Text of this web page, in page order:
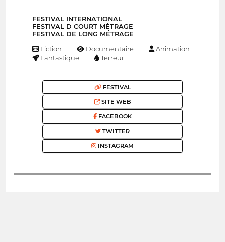
FESTIVAL INTERNATIONAL
FESTIVAL D COURT MÉTRAGE
FESTIVAL DE LONG MÉTRAGE
Fiction Documentaire
Animation
Fantastique
Terreur
FESTIVAL
SITE WEB
FACEBOOK
TWITTER
INSTAGRAM